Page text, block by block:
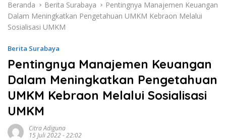
Beranda Berita Surabaya
Pentingnya Manajemen Keuangan
Dalam Meningkatkan Pengetahuan UMKM Kebraon Melalui
Sosialisasi UMKM
Berita Surabaya
Pentingnya Manajemen Keuangan
Dalam Meningkatkan Pengetahuan
UMKM Kebraon Melalui Sosialisasi
UMKM
Citra Adiguna
15 Juli 2022 - 22:02